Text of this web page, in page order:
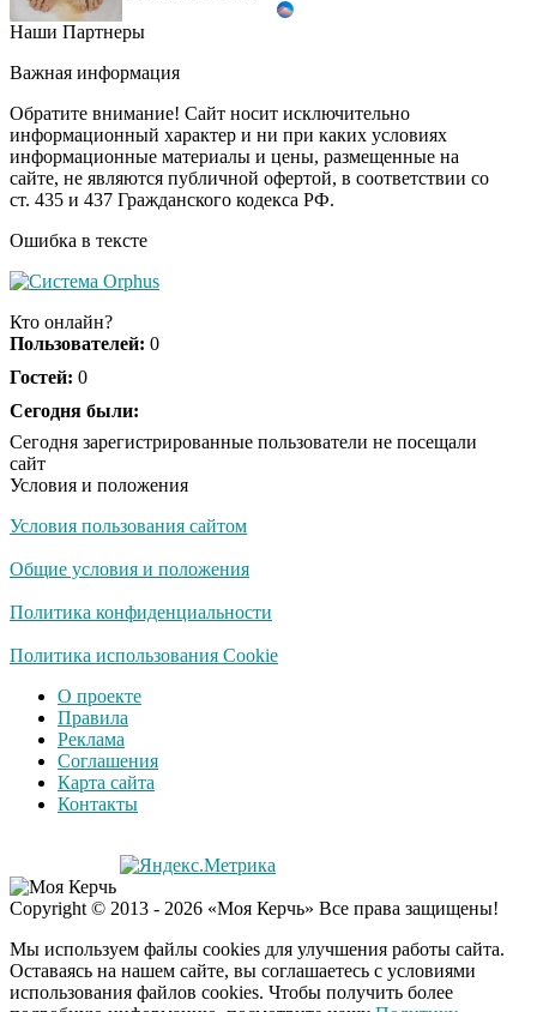
Этот танец невесты
Пересмотрела 10 раз
i
Ролик длится пару
секунд, но вы будете в
шоке от увиденного
Ролик из Омска: вы
Ржу не переставая, это
не раз
Скрытая камера на
люди вытворяют, когда
Ролик длится
смеяться вы будете
Королева вагона
отожгла! Видео не
оставит равнодушным
Корее: «Верни мне
всё, что я подарил —
Patriot и THAAD»
Наши Партнеры
Важная информация
Обратите внимание! Сайт носит исключительно
информационный характер и ни при каких условиях
информационные материалы и цены, размещенные на
сайте, не являются публичной офертой, в соответствии со
ст. 435 и 437 Гражданского кодекса РФ.
Ошибка в тексте
Кто онлайн?
Пользователей: 0
Гостей: 0
Сегодня были:
Сегодня зарегистрированные пользователи не посещали
сайт
Условия и положения
Условия пользования сайтом
Общие условия и положения
Политика конфиденциальности
Политика использования Cookie
О проекте
Правила
Реклама
Соглашения
Карта сайта
Контакты
Copyright © 2013 - 2026 «Моя Керчь» Все права защищены!
Мы используем файлы cookies для улучшения работы сайта.
Оставаясь на нашем сайте, вы соглашаетесь с условиями
использования файлов cookies. Чтобы получить более